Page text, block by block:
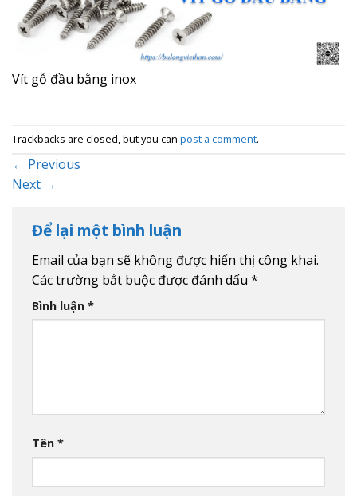
Vít gỗ đầu bằng inox
Trackbacks are closed, but you can post a comment.
← Previous
Next →
Để lại một bình luận
Email của bạn sẽ không được hiển thị công khai.
Các trường bắt buộc được đánh dấu *
Bình luận *
Tên *